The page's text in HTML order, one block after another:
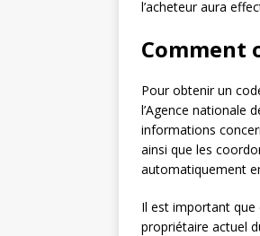
l’acheteur aura
Comment
Pour obtenir un
l’Agence nationale
informations
ainsi que les
automatiquement
Il est important que
propriétaire actuel